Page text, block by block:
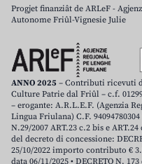
Progjet finanziât de ARLeF -
Autonome Friûl-Vignesie Julie
ANNO 2025 – Contributi ricevuti
Culture Patrie dal Friûl – c.f.
– erogante: A.R.L.E.F. (Agenzia
Lingua Friulana) C.F.
N.29/2007 ART.23 c.2 bis e ART.24
del decreto di concessione:
25/10/2022 importo contributo €
data 06/11/2025 • DECRETO N.